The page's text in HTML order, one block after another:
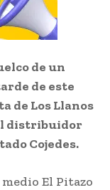
de un
de este
de Los Llanos
distribuidor
Cojedes.
El Pitazo